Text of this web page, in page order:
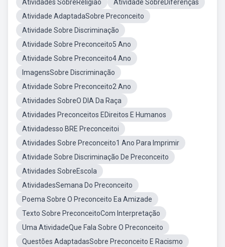
Atividades SobreReligião
Atividade SobreDiferenças
Atividade AdaptadaSobre Preconceito
Atividade Sobre Discriminação
Atividade Sobre Preconceito5 Ano
Atividade Sobre Preconceito4 Ano
ImagensSobre Discriminação
Atividade Sobre Preconceito2 Ano
Atividades SobreO DIA Da Raça
Atividades Preconceitos EDireitos E Humanos
Atividadesso BRE Preconceitoi
Atividades Sobre Preconceito1 Ano Para Imprimir
Atividade Sobre Discriminação De Preconceito
Atividades SobreEscola
AtividadesSemana Do Preconceito
Poema Sobre O Preconceito Ea Amizade
Texto Sobre PreconceitoCom Interpretação
Uma AtividadeQue Fala Sobre O Preconceito
Questões AdaptadasSobre Preconceito E Racismo